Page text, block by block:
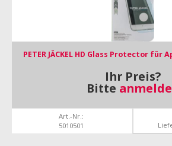
PETER JÄCKEL HD Glass Protector für
Ihr Preis?
Bitte
Art.-Nr.:
5010501